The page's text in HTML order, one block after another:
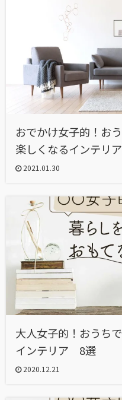
おでかけ女子的！お
楽しくなるインテリ
2021.01.30
大人女子的！おうち
インテリア 8選
2020.12.21